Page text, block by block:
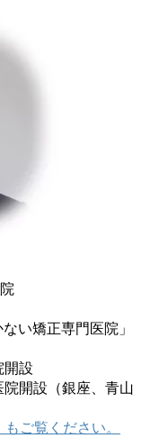
い矯正専門医院」
開設
開設（銀座、青山
ご覧ください。